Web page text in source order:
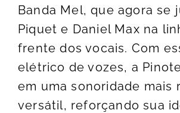
Banda Mel, que agora se
Piquet e Daniel Max na
frente dos vocais. Com
elétrico de vozes, a
em uma sonoridade mais
versátil, reforçando sua